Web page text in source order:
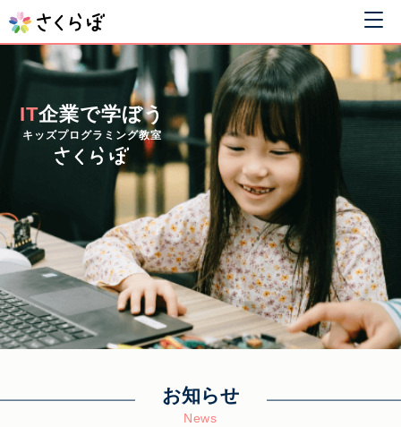
IT企業で学ぼう
キッズプログラミング教室
お知らせ
News